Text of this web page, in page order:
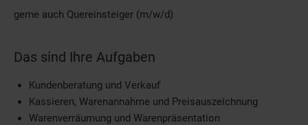
gerne auch Quereinsteiger (m/w/d)
Das sind Ihre Aufgaben
Kundenberatung und Verkauf
Kassieren, Warenannahme und Preisauszeichnung
Warenverräumung und Warenpräsentation